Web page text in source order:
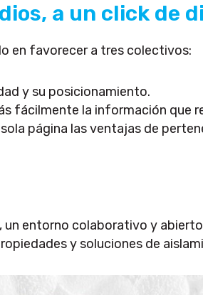
a un click de
en favorecer a tres colectivos:
y su posicionamiento.
fácilmente la información que
página las ventajas de
, un entorno colaborativo y
y soluciones de